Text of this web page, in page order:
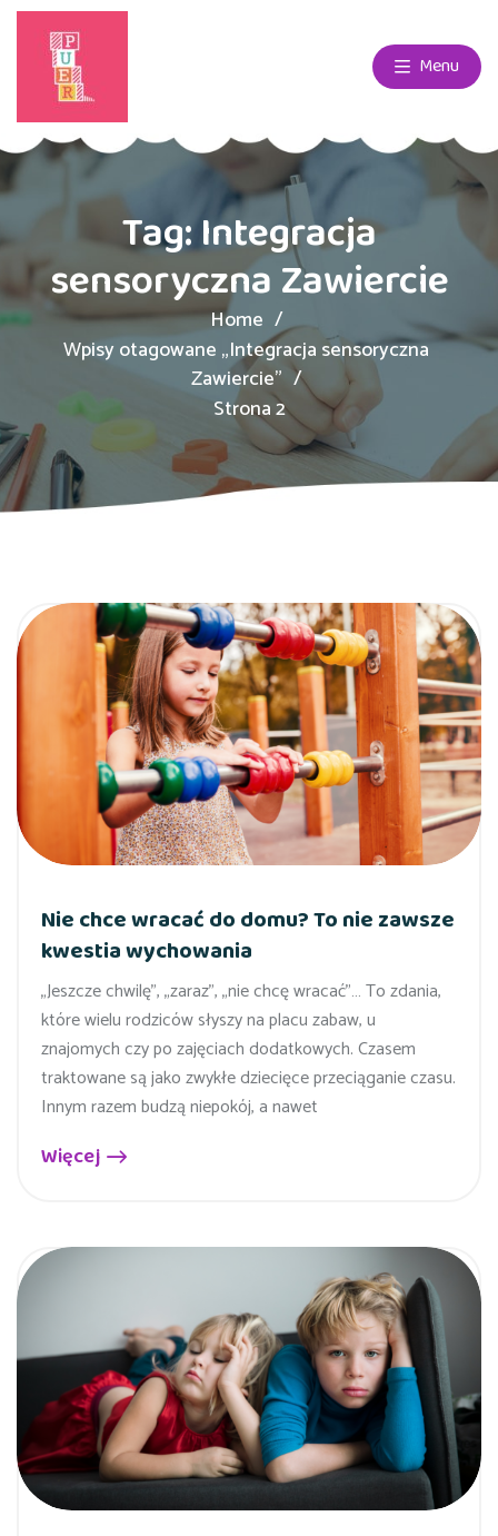
Menu
Tag:Integracja
sensoryczna Zawiercie
Home
Wpisy otagowane „Integracja sensoryczna
Zawiercie”
Strona 2
Nie chce wracać do domu? To nie zawsze
kwestia wychowania
„Jeszcze chwilę”, „zaraz”, „nie chcę wracać”… To zdania,
które wielu rodziców słyszy na placu zabaw, u
znajomych czy po zajęciach dodatkowych. Czasem
traktowane są jako zwykłe dziecięce przeciąganie czasu.
Innym razem budzą niepokój, a nawet
Więcej